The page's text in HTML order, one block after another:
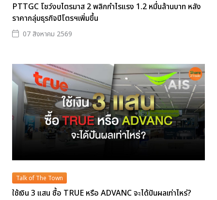
PTTGC โชว์งบไตรมาส 2 พลิกกำไรแรง 1.2 หมื่นล้านบาท หลัง
ราคากลุ่มธุรกิจปิโตรฯเพิ่มขึ้น
07 สิงหาคม 2569
Talk of The Town
ใช้เงิน 3 แสน ซื้อ TRUE หรือ ADVANC จะได้ปันผลเท่าไหร่?